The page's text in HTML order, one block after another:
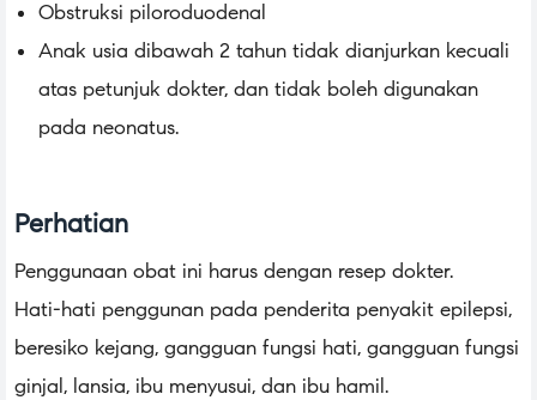
Obstruksi piloroduodenal
Anak usia dibawah 2 tahun tidak dianjurkan kecuali
atas petunjuk dokter, dan tidak boleh digunakan
pada neonatus.
Perhatian
Penggunaan obat ini harus dengan resep dokter.
Hati-hati penggunan pada penderita penyakit epilepsi,
beresiko kejang, gangguan fungsi hati, gangguan fungsi
ginjal, lansia, ibu menyusui, dan ibu hamil.